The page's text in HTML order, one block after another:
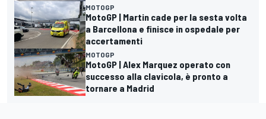
MOTOGP
MotoGP | Martin cade per la sesta volta
a Barcellona e finisce in ospedale per
accertamenti
MOTOGP
MotoGP | Alex Marquez operato con
successo alla clavicola, è pronto a
tornare a Madrid